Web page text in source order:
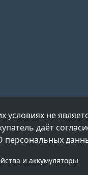
не
даёт
и аккумуляторы